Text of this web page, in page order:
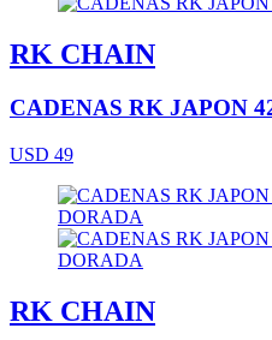
RK CHAIN
CADENAS RK JAPON
USD 49
RK CHAIN